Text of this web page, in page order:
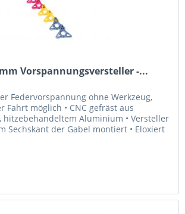
Vorspannungsversteller -...
Federvorspannung ohne Werkzeug,
Fahrt möglich • CNC gefräst aus
hitzebehandeltem Aluminium • Versteller
Sechskant der Gabel montiert • Eloxiert